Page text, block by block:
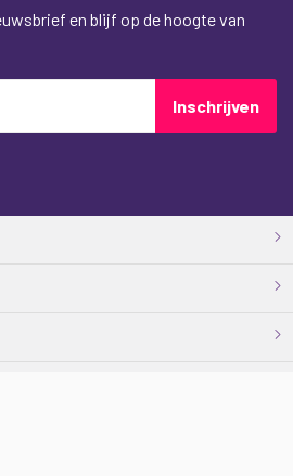
en blijf op de hoogte van
Inschrijven